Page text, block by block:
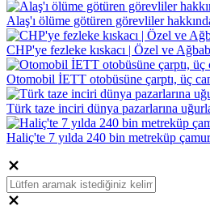
Alaş'ı ölüme götüren görevliler
CHP'ye fezleke kıskacı | Özel ve
Otomobil İETT otobüsüne çarptı, üç
Türk taze inciri dünya pazarlarına
Haliç'te 7 yılda 240 bin metreküp